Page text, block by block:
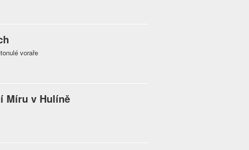
voraře
Míru v Hulíně